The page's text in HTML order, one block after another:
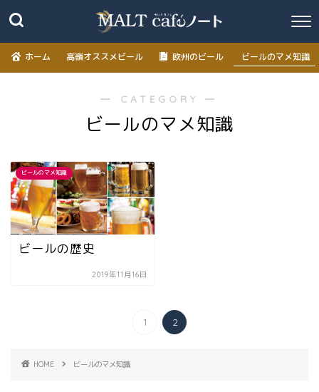
ホーム 高嶺オススメビール 欧州のビール ビールのマメ知識
― CATEGORY ―
ビールのマメ知識
ビールのマメ知識
ビールの歴史
2019年11月16日
1 2
HOME ビールのマメ知識